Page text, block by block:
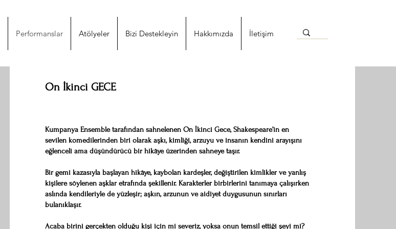
Performanslar Atölyeler Bizi Destekleyin Hakkımızda İletişim
On İkinci GECE
Kumpanya Ensemble tarafından sahnelenen On İkinci Gece, Shakespeare’in en
sevilen komedilerinden biri olarak aşkı, kimliği, arzuyu ve insanın kendini arayışını
eğlenceli ama düşündürücü bir hikâye üzerinden sahneye taşır.
Bir gemi kazasıyla başlayan hikâye, kaybolan kardeşler, değiştirilen kimlikler ve yanlış
kişilere söylenen aşklar etrafında şekillenir. Karakterler birbirlerini tanımaya çalışırken
aslında kendileriyle de yüzleşir; aşkın, arzunun ve aidiyet duygusunun sınırları
bulanıklaşır.
Acaba birini gerçekten olduğu kişi için mi severiz, yoksa onun temsil ettiği şeyi mi?